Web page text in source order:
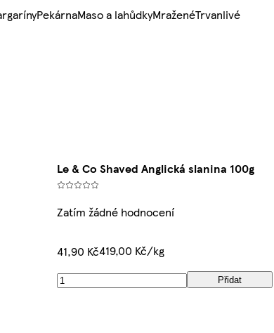
PekárnaMaso a lahůdkyMraženéTrvanlivé
Le & Co Shaved Anglická slanina 100g
Zatím žádné hodnocení
41,90 Kč419,00 Kč/kg
Přidat